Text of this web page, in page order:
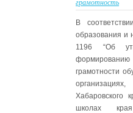
В
образования и
1196 “Об
грамотности
Хабаровского
школах